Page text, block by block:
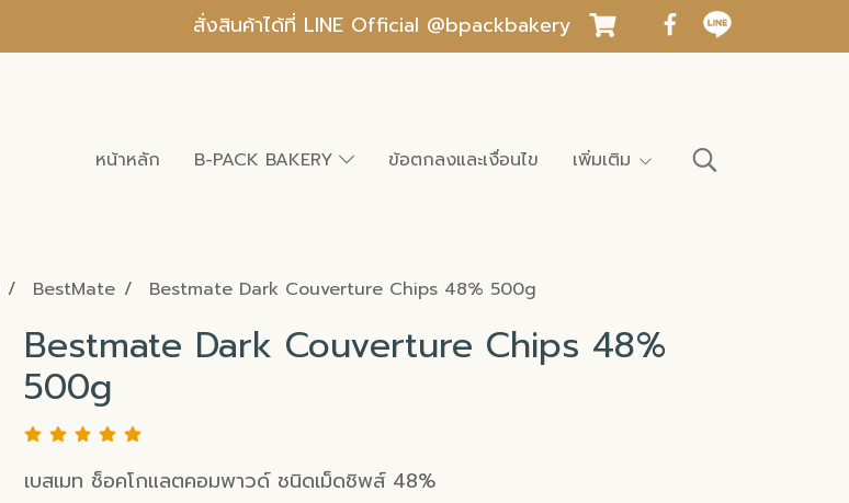
สั่งสินค้าได้ที่ LINE Official @bpackbakery
หน้าหลัก B-PACK BAKERY ข้อตกลงและเงื่อนไข เพิ่มเติม
BestMate Bestmate Dark Couverture Chips 48% 500g
Bestmate Dark Couverture Chips 48%
500g
เบสเมท ช็อคโกแลตคอมพาวด์ ชนิดเม็ดชิพส์ 48%